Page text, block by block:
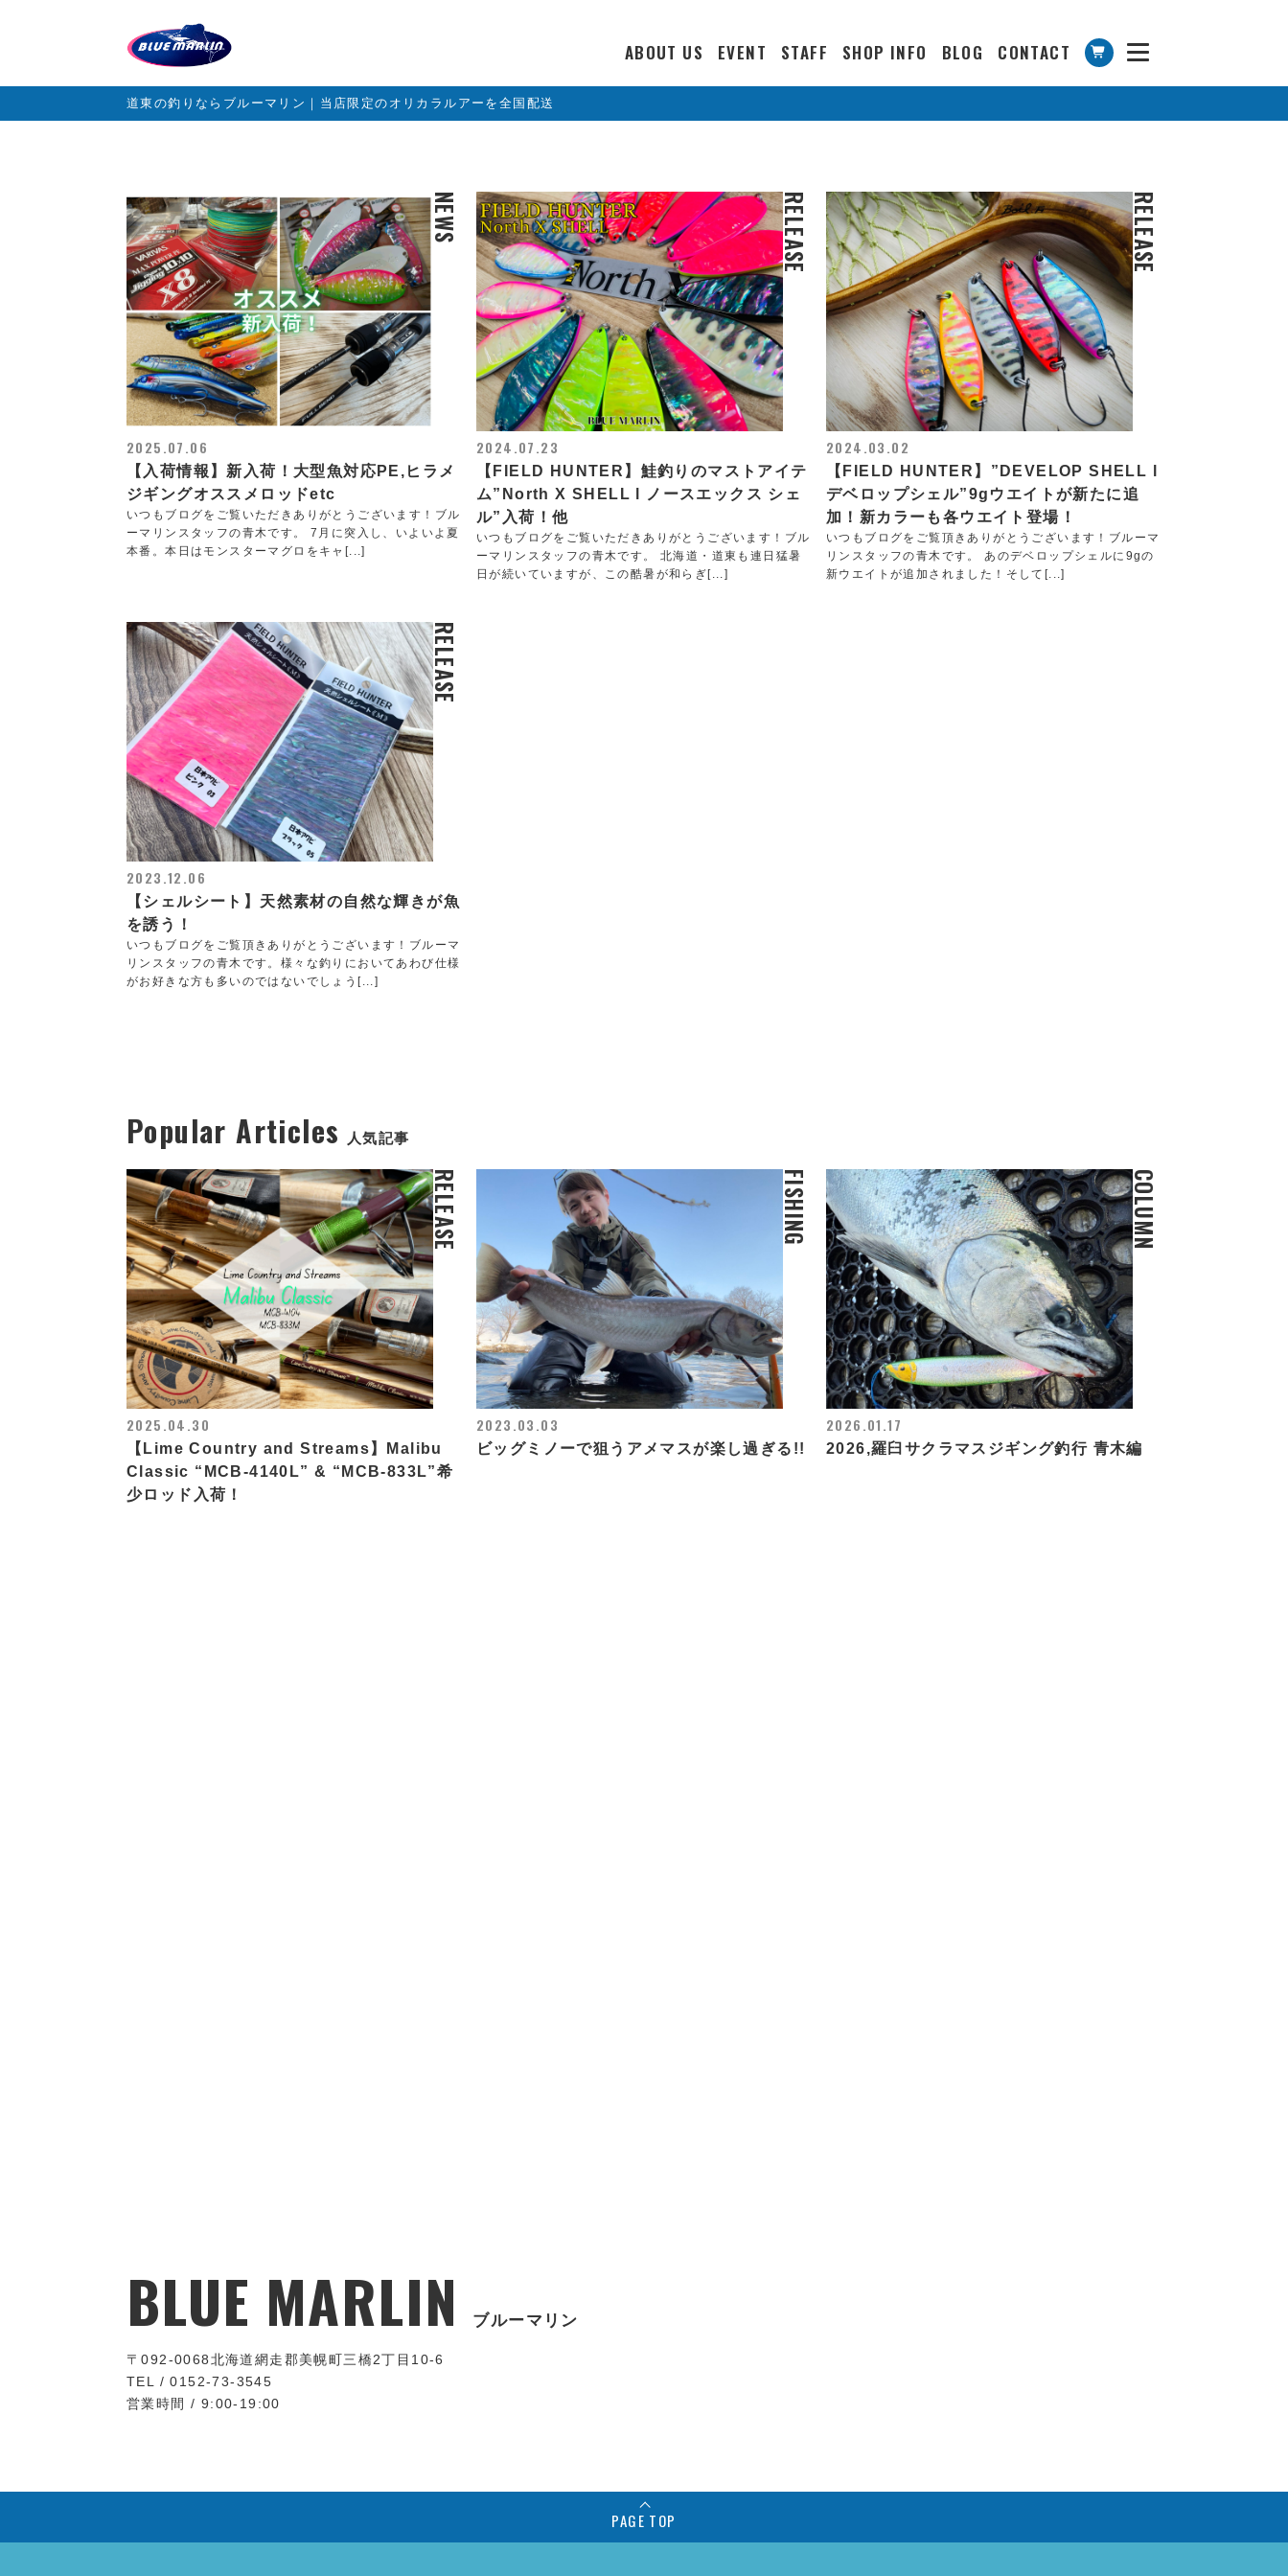
ABOUT US EVENT STAFF SHOP INFO BLOG CONTACT
道東の釣りならブルーマリン｜当店限定のオリカラルアーを全国配送
NEWS
2025.07.06
【入荷情報】新入荷！大型魚対応PE,ヒラメ
ジギングオススメロッドetc
いつもブログをご覧いただきありがとうございます！ブル
ーマリンスタッフの青木です。 7月に突入し、いよいよ夏
本番。本日はモンスターマグロをキャ[...]
RELEASE
2024.07.23
【FIELD HUNTER】鮭釣りのマストアイテ
ム”North X SHELL l ノースエックス シェ
ル”入荷！他
いつもブログをご覧いただきありがとうございます！ブル
ーマリンスタッフの青木です。 北海道・道東も連日猛暑
日が続いていますが、この酷暑が和らぎ[...]
RELEASE
2024.03.02
【FIELD HUNTER】”DEVELOP SHELL l
デベロップシェル”9gウエイトが新たに追
加！新カラーも各ウエイト登場！
いつもブログをご覧頂きありがとうございます！ブルーマ
リンスタッフの青木です。 あのデベロップシェルに9gの
新ウエイトが追加されました！そして[...]
RELEASE
2023.12.06
【シェルシート】天然素材の自然な輝きが魚
を誘う！
いつもブログをご覧頂きありがとうございます！ブルーマ
リンスタッフの青木です。様々な釣りにおいてあわび仕様
がお好きな方も多いのではないでしょう[...]
Popular Articles 人気記事
RELEASE
2025.04.30
【Lime Country and Streams】Malibu
Classic “MCB-4140L” & “MCB-833L”希
少ロッド入荷！
FISHING
2023.03.03
ビッグミノーで狙うアメマスが楽し過ぎる!!
COLUMN
2026.01.17
2026,羅臼サクラマスジギング釣行 青木編
BLUE MARLIN ブルーマリン
〒092-0068北海道網走郡美幌町三橋2丁目10-6
TEL / 0152-73-3545
営業時間 / 9:00-19:00
PAGE TOP